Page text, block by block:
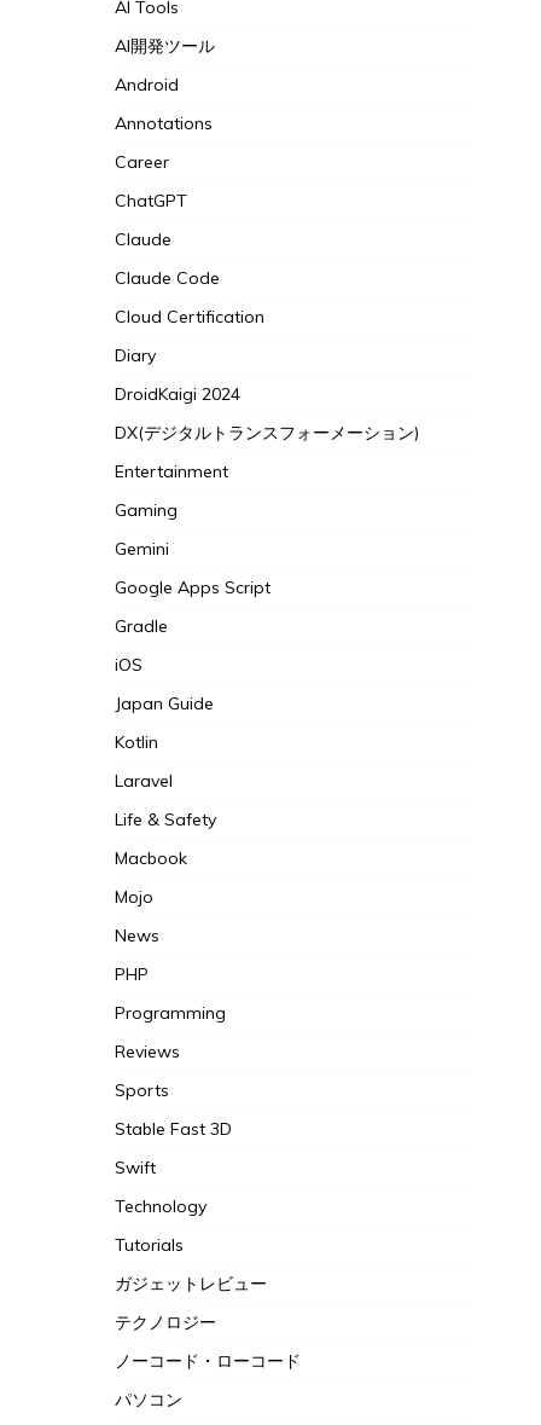
AI Tools
AI開発ツール
Android
Annotations
Career
ChatGPT
Claude
Claude Code
Cloud Certification
Diary
DroidKaigi 2024
DX(デジタルトランスフォーメーション)
Entertainment
Gaming
Gemini
Google Apps Script
Gradle
iOS
Japan Guide
Kotlin
Laravel
Life & Safety
Macbook
Mojo
News
PHP
Programming
Reviews
Sports
Stable Fast 3D
Swift
Technology
Tutorials
ガジェットレビュー
テクノロジー
ノーコード・ローコード
パソコン